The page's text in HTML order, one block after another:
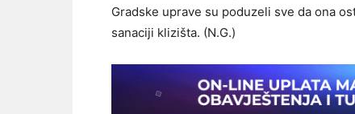
Gradske uprave su poduzeli sve da ona
sanaciji klizišta. (N.G.)